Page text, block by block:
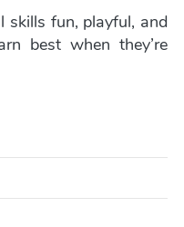
skills fun, playful, and
best when they’re